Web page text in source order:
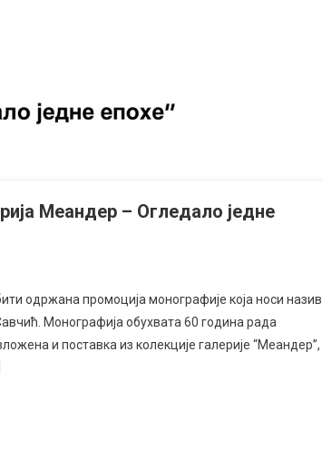
Меандер – Огледало једне
одржана промоција монографије која носи назив
Монографија обухвата 60 година рада
и поставка из колекције галерије “Меандер”,